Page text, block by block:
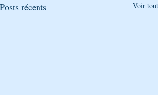
Posts récents Voir tout